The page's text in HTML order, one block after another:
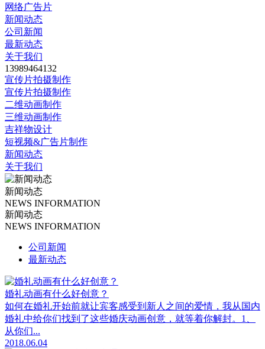
网络广告片
新闻动态
公司新闻
最新动态
关于我们
13989464132
宣传片拍摄制作
宣传片拍摄制作
二维动画制作
三维动画制作
吉祥物设计
短视频&广告片制作
新闻动态
关于我们
新闻动态
NEWS INFORMATION
新闻动态
NEWS INFORMATION
公司新闻
最新动态
婚礼动画有什么好创意？
如何在婚礼开始前就让宾客感受到新人之间的爱情，我从国内
婚礼中给你们找到了这些婚庆动画创意，就等着你解封。1、
从你们...
2018.06.04